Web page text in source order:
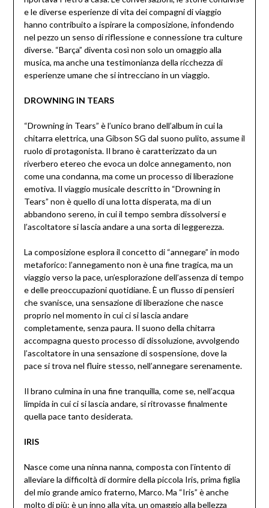
e le diverse esperienze di vita dei compagni di viaggio
hanno contribuito a ispirare la composizione, infondendo
nel pezzo un senso di riflessione e connessione tra culture
diverse. “Barça” diventa così non solo un omaggio alla
musica, ma anche una testimonianza della ricchezza di
esperienze umane che si intrecciano in un viaggio.
DROWNING IN TEARS
“Drowning in Tears” è l’unico brano dell’album in cui la
chitarra elettrica, una Gibson SG dal suono pulito, assume il
ruolo di protagonista. Il brano è caratterizzato da un
riverbero etereo che evoca un dolce annegamento, non
come una condanna, ma come un processo di liberazione
emotiva. Il viaggio musicale descritto in “Drowning in
Tears” non è quello di una lotta disperata, ma di un
abbandono sereno, in cui il tempo sembra dissolversi e
l’ascoltatore si lascia andare a una sorta di leggerezza.
La composizione esplora il concetto di “annegare” in modo
metaforico: l’annegamento non è una fine tragica, ma un
viaggio verso la pace, un’esplorazione dell’assenza di tempo
e delle preoccupazioni quotidiane. È un flusso di pensieri
che svanisce, una sensazione di liberazione che nasce
proprio nel momento in cui ci si lascia andare
completamente, senza paura. Il suono della chitarra
accompagna questo processo di dissoluzione, avvolgendo
l’ascoltatore in una sensazione di sospensione, dove la
pace si trova nel fluire stesso, nell’annegare serenamente.
Il brano culmina in una fine tranquilla, come se, nell’acqua
limpida in cui ci si lascia andare, si ritrovasse finalmente
quella pace tanto desiderata.
IRIS
Nasce come una ninna nanna, composta con l’intento di
alleviare la difficoltà di dormire della piccola Iris, prima figlia
del mio grande amico fraterno, Marco. Ma “Iris” è anche
molto di più: è un inno alla vita, un omaggio alla bellezza